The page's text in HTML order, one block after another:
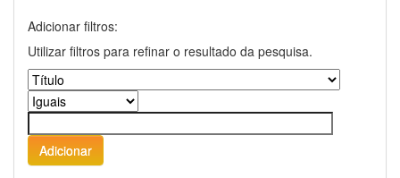
Adicionar filtros:
Utilizar filtros para refinar o resultado da pesquisa.